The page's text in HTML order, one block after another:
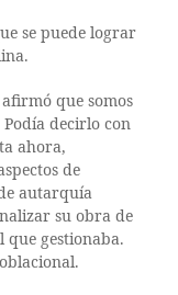
se puede lograr
que somos
decirlo con
ahora,
de
autarquía
su obra de
que gestionaba.